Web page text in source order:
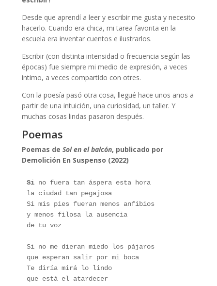
Desde que aprendí a leer y escribir me gusta y necesito
hacerlo. Cuando era chica, mi tarea favorita en la
escuela era inventar cuentos e ilustrarlos.
Escribir (con distinta intensidad o frecuencia según las
épocas) fue siempre mi medio de expresión, a veces
íntimo, a veces compartido con otres.
Con la poesía pasó otra cosa, llegué hace unos años a
partir de una intuición, una curiosidad, un taller. Y
muchas cosas lindas pasaron después.
Poemas
Poemas de Sol en el balcón, publicado por
Demolición En Suspenso (2022)
Si no fuera tan áspera esta hora
la ciudad tan pegajosa
Si mis pies fueran menos anfibios
y menos filosa la ausencia
de tu voz
Si no me dieran miedo los pájaros
que esperan salir por mi boca
Te diría mirá lo lindo
que está el atardecer